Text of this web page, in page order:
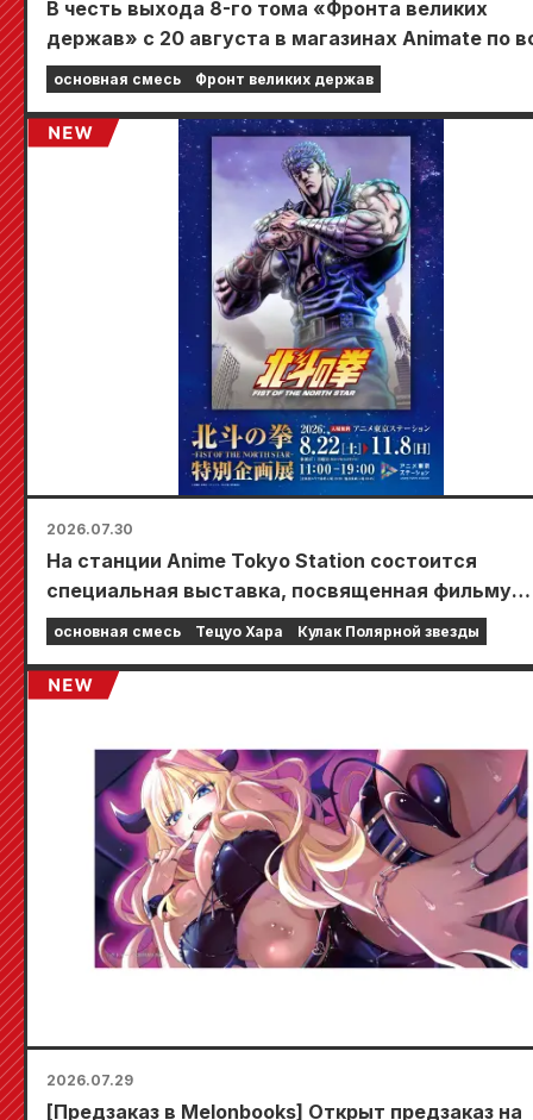
В честь выхода 8-го тома «Фронта великих
держав» с 20 августа в магазинах Animate по
стране пройдет ограниченная по времени
где вы сможете получить специально
разработанную мини-карту (всего 4 вида)!
основная смесь Фронт великих держав
2026.07.30
На станции Anime Tokyo Station состоится
специальная выставка, посвященная фильму
«Кулак Северной звезды»!!
основная смесь Тецуо Хара Кулак Полярной звезды
2026.07.29
[Предзаказ в Melonbooks] Открыт предзаказ на